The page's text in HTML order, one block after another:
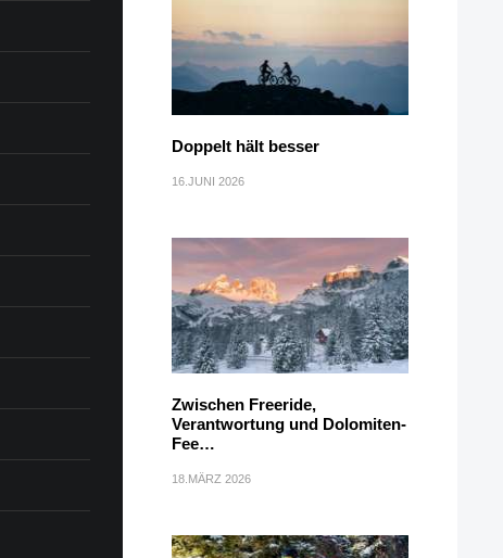
Doppelt hält besser
16.JUNI 2026
Zwischen Freeride,
Verantwortung und Dolomiten-
Fee…
18.MÄRZ 2026